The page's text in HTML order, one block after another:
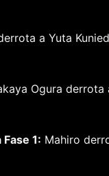
a Yuta
Ogura
1: Mahiro